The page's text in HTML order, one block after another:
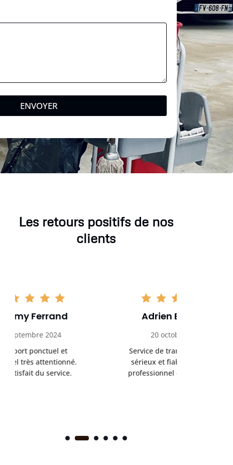
ENVOYER
Les retours positifs de nos
clients
Adrien Bouchet
Service de transport médical
sérieux et fiable. Chauffeur
professionnel et bienveillant.